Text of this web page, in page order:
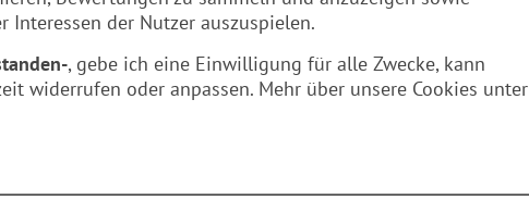
Interessen der Nutzer auszuspielen.
, gebe ich eine Einwilligung für alle Zwecke, kann
widerrufen oder anpassen. Mehr über unsere Cookies unter